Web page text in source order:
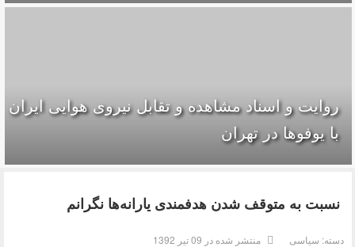
روایت و اسناد مشاهده و تقابل نیروی هوایی ایران
با یوفوها در تهران
نسبت به متوقف شدن هدفمندی‌ یارانه‌ها نگرانم
دسته: سیاسی منتشر شده در 09 تیر 1392